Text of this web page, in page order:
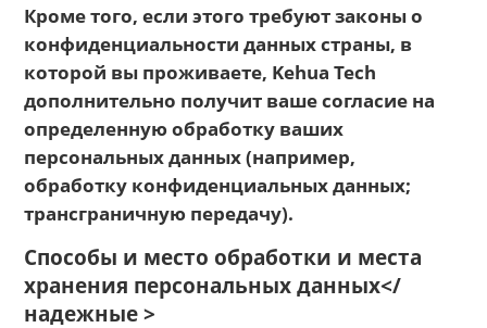
Кроме того, если этого требуют законы о
конфиденциальности данных страны, в
которой вы проживаете, Kehua Tech
дополнительно получит ваше согласие на
определенную обработку ваших
персональных данных (например,
обработку конфиденциальных данных;
трансграничную передачу).
Способы и место обработки и места
хранения персональных данных</
надежные >